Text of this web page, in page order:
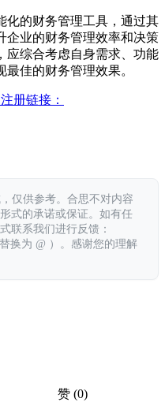
化的财务管理工具，通过其
企业的财务管理效率和决策
应综合考虑自身需求、功能
佳的财务管理效果。
册链接：
仅供参考。合思不对内容
式的承诺或保证。如有任
联系我们进行反馈：
换为 @ ）。感谢您的理解
赞 (0)